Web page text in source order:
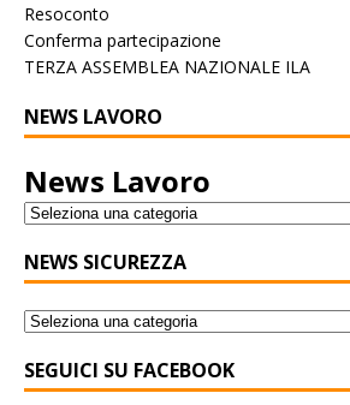
Resoconto
Conferma partecipazione
TERZA ASSEMBLEA NAZIONALE ILA
NEWS LAVORO
News Lavoro
NEWS SICUREZZA
SEGUICI SU FACEBOOK